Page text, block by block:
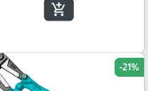
add_shopping_cart
-21%